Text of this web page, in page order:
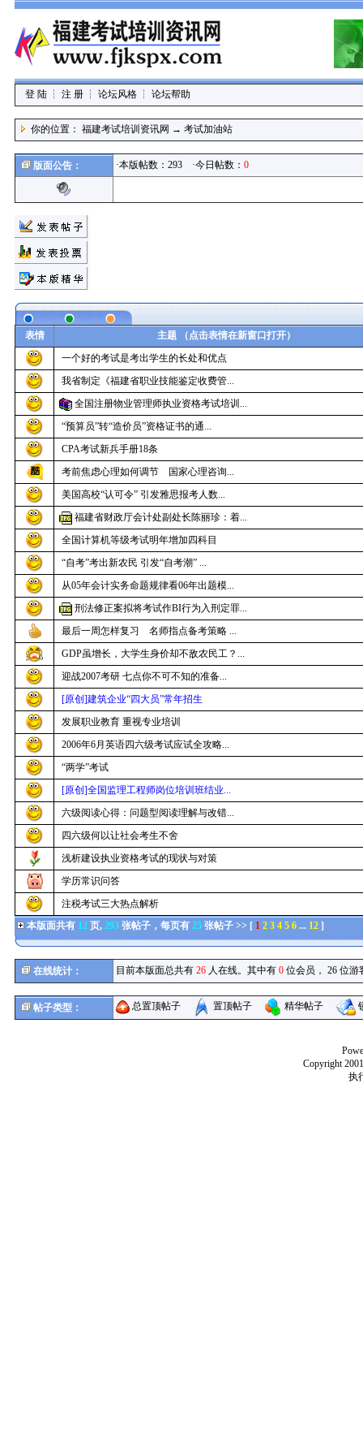
登 陆 ┆ 注 册 ┆ 论坛风格 ┆ 论坛帮助
你的位置： 福建考试培训资讯网 → 考试加油站
版面公告： ·本版帖数：293 ·今日帖数： 0
表情
主题 （点击表情在新窗口打开）
一个好的考试是考出学生的长处和优点
我省制定《福建省职业技能鉴定收费管...
全国注册物业管理师执业资格考试培训...
“预算员”转“造价员”资格证书的通...
CPA考试新兵手册18条
考前焦虑心理如何调节 国家心理咨询...
美国高校“认可令” 引发雅思报考人数...
福建省财政厅会计处副处长陈丽珍：着...
全国计算机等级考试明年增加四科目
“自考”考出新农民 引发“自考潮” ...
从05年会计实务命题规律看06年出题模...
刑法修正案拟将考试作BI行为入刑定罪...
最后一周怎样复习 名师指点备考策略 ...
GDP虽增长，大学生身价却不敌农民工？...
迎战2007考研 七点你不可不知的准备...
[原创]建筑企业“四大员”常年招生
发展职业教育 重视专业培训
2006年6月英语四六级考试应试全攻略...
“两学”考试
[原创]全国监理工程师岗位培训班结业...
六级阅读心得：问题型阅读理解与改错...
四六级何以让社会考生不舍
浅析建设执业资格考试的现状与对策
学历常识问答
注税考试三大热点解析
本版面共有 12 页, 293 张帖子，每页有 25 张帖子 >> [ 1 2 3 4 5 6 ... 12 ]
在线统计： 目前本版面总共有 26 人在线。其中有 0 位会员， 26 位
帖子类型： 总置顶帖子 置顶帖子 精华帖子
Copyright
执